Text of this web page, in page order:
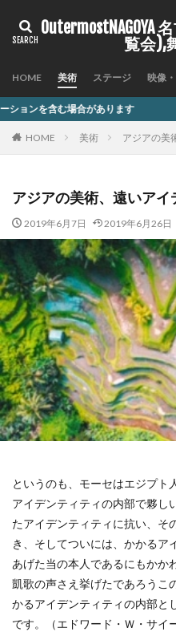
OutermostNAGOYA
覧会),
HOME 美術 ステージ 映像
す
HOME 美術 アジアの美
アジアの美術、遠いア
2019年6月7日 2019年6月26日
というのも、モーセはエジプト
アイデンティティの内部で夥し
たアイデンティティに抗い、そ
き、そしてついには、かかるア
あげた当の本人であるにもかか
凱歌の声さえ挙げたであろうこ
かるアイデンティティの内部と
です。（エドワード・Ｗ・サイ